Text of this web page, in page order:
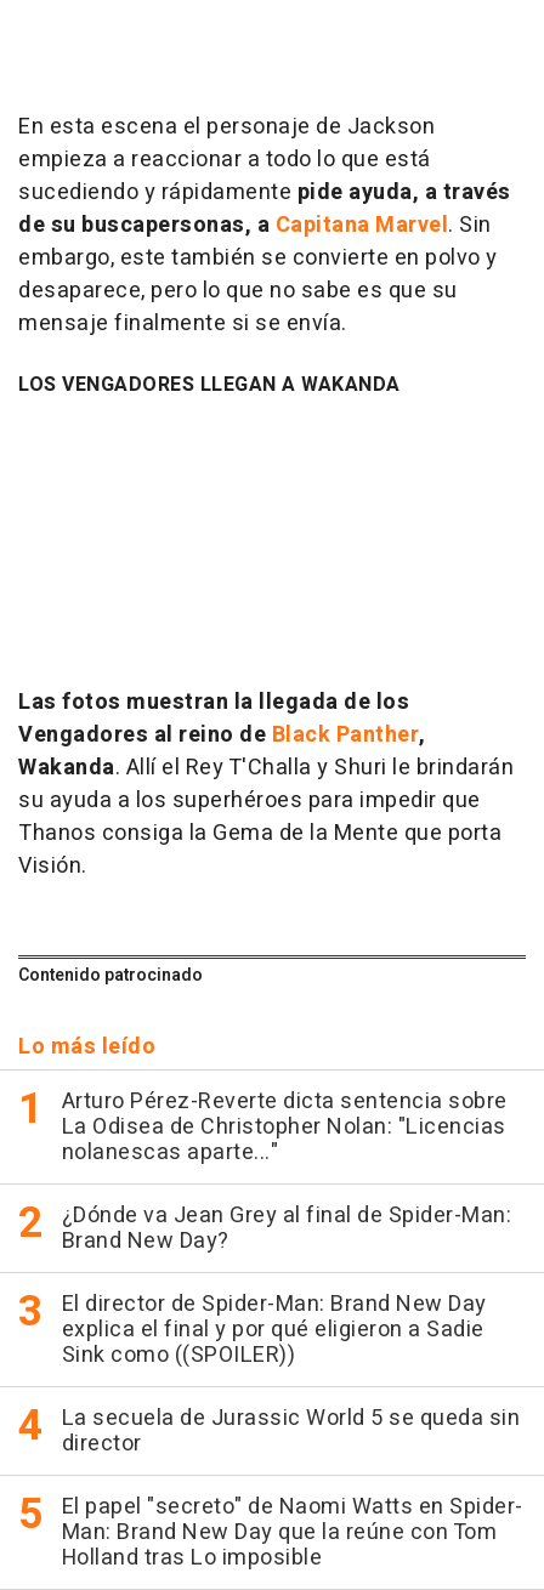
En esta escena el personaje de Jackson
empieza a reaccionar a todo lo que está
sucediendo y rápidamente pide ayuda, a través
de su buscapersonas, a Capitana Marvel. Sin
embargo, este también se convierte en polvo y
desaparece, pero lo que no sabe es que su
mensaje finalmente si se envía.
LOS VENGADORES LLEGAN A WAKANDA
Las fotos muestran la llegada de los
Vengadores al reino de Black Panther,
Wakanda. Allí el Rey T'Challa y Shuri le brindarán
su ayuda a los superhéroes para impedir que
Thanos consiga la Gema de la Mente que porta
Visión.
Contenido patrocinado
Lo más leído
Arturo Pérez-Reverte dicta sentencia sobre
La Odisea de Christopher Nolan: "Licencias
nolanescas aparte..."
¿Dónde va Jean Grey al final de Spider-Man:
Brand New Day?
El director de Spider-Man: Brand New Day
explica el final y por qué eligieron a Sadie
Sink como ((SPOILER))
La secuela de Jurassic World 5 se queda sin
director
El papel "secreto" de Naomi Watts en Spider-
Man: Brand New Day que la reúne con Tom
Holland tras Lo imposible